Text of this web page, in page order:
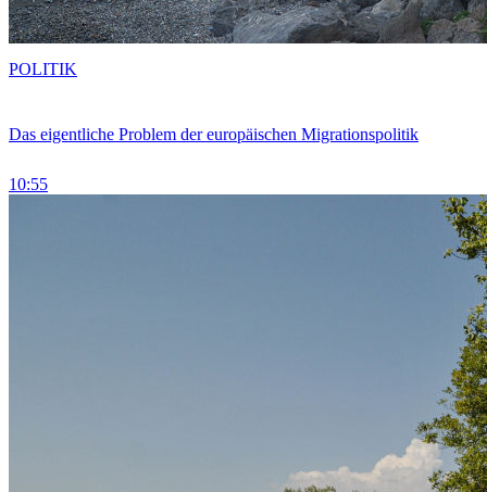
Das eigentliche Problem der europäischen Migrationspolitik
10:55
POLITIK